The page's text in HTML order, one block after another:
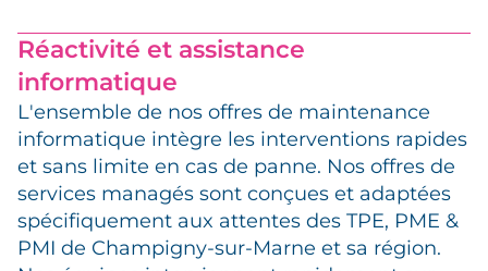
Réactivité et assistance
informatique
L'ensemble de nos offres de maintenance
informatique intègre les interventions rapides
et sans limite en cas de panne. Nos offres de
services managés sont conçues et adaptées
spécifiquement aux attentes des TPE, PME &
PMI de Champigny-sur-Marne et sa région.